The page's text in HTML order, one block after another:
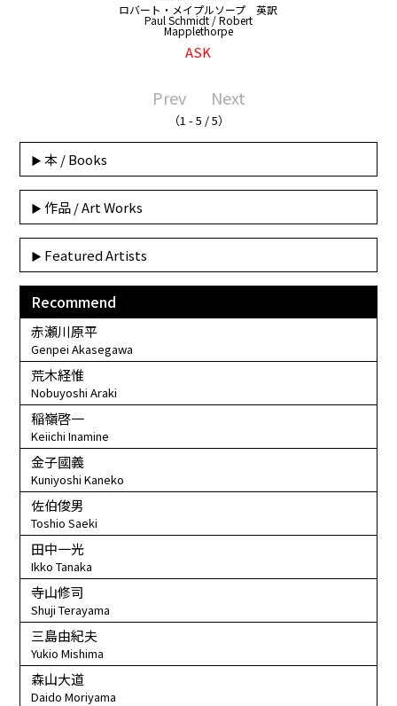
ロバート・メイプルソープ 英訳
Paul Schmidt / Robert
Mapplethorpe
ASK
Prev Next
（1 - 5 / 5）
本 / Books
作品 / Art Works
Featured Artists
Recommend
赤瀬川原平
Genpei Akasegawa
荒木経惟
Nobuyoshi Araki
稲嶺啓一
Keiichi Inamine
金子國義
Kuniyoshi Kaneko
佐伯俊男
Toshio Saeki
田中一光
Ikko Tanaka
寺山修司
Shuji Terayama
三島由紀夫
Yukio Mishima
森山大道
Daido Moriyama